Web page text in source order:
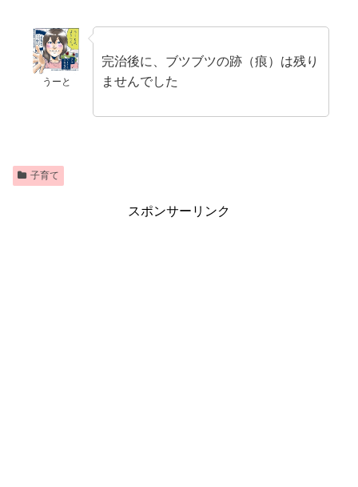
うーと
完治後に、ブツブツの跡（痕）は残り
ませんでした
子育て
スポンサーリンク